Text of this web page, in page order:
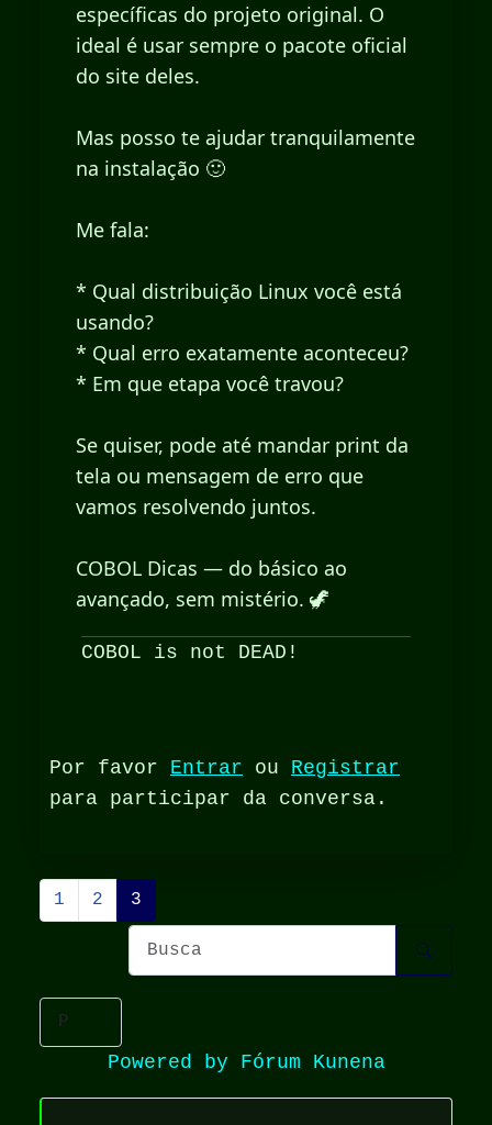
específicas do projeto original. O
ideal é usar sempre o pacote oficial
do site deles.
Mas posso te ajudar tranquilamente
na instalação 🙂
Me fala:
* Qual distribuição Linux você está
usando?
* Qual erro exatamente aconteceu?
* Em que etapa você travou?
Se quiser, pode até mandar print da
tela ou mensagem de erro que
vamos resolvendo juntos.
COBOL Dicas — do básico ao
avançado, sem mistério. 🦖
COBOL is not DEAD!
Por favor Entrar ou Registrar
para participar da conversa.
1 2 3
Powered by Fórum Kunena